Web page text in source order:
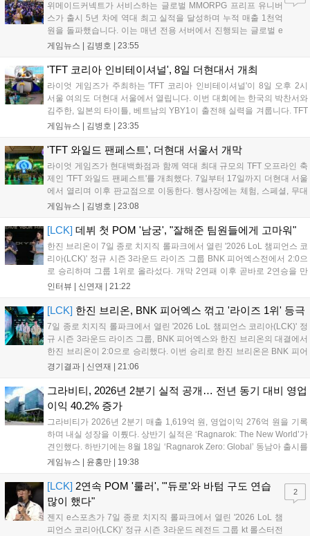
위메이드커넥트가 서비스하는 글로벌 MMORPG 프리프 유니버
스가 출시 5년 차에 역대 최고 실적을 달성하며 누적 매출 1천억
원을 돌파했습니다. 이는 매년 전용 서버에서 진행되는 글로벌 e
스포츠 대회 FWC의 영향이 큽니다. FWC는 이용자가 동일한 조
은 전년 대비 매출과 이용자 지표가 대폭 상승하는 성과를 냈습니
다. 오는 10월 필리핀 마닐라에서 총상금 11만 달러 규모의 제4회
FWC 그랜드 파이널이 개최될 예정이며, 위메이드커넥트는 이를
통해 커뮤니티 중심의 장기 성장 모델을 지속할 방침입니다....
게임뉴스 | 김병호 23:55
'TFT 코리아 인비테이셔널', 8일 더현대서 개최
라이엇 게임즈가 주최하는 'TFT 코리아 인비테이셔널'이 8일 오후 2시
서울 여의도 더현대 서울에서 열립니다. 이번 대회에는 한국의 박찬서와
김주한, 일본의 타이틀, 베트남의 YBY1이 출전해 실력을 겨룹니다. TFT
는 소속팀 없이 개인 자격으로 참가하는 독특한 대회 구조를 가지며, 누
17일까지 이어지는 이번 행사는 신규 세트 체험과 공연 등 다양한 즐길
거리를 제공하며, 이후 현대백화점 판교점에서도 행사가 이어질 예정입
니다. 연말에는 라스베이거스 오픈이 개최됩니다....
게임뉴스 | 김병호 23:35
'TFT 와일드 팬페스트', 더현대 서울서 개막
라이엇 게임즈가 현대백화점과 함께 역대 최대 규모의 TFT 오프라인 축
제인 'TFT 와일드 팬페스트'를 개최했다. 7일부터 17일까지 더현대 서울
에서 열리며 이후 판교점으로 이동한다. 행사장에는 체험, 스페셜, 무대
존이 마련됐으며 8일 오후 2시 인비테이셔널, 15일 오후 2시 스트리머
다. 사전 예약은 조기 마감될 만큼 큰 인기를 끌고 있다....
게임뉴스 | 김병호 23:08
[LCK] 데뷔 첫 POM '남궁', "잘해준 팀원들에게 고마워"
한진 브리온이 7일 종로 치지직 롤파크에서 열린 '2026 LoL 챔피언스 코
리아(LCK)' 정규 시즌 3라운드 라이즈 그룹 BNK 피어엑스전에서 2:0으
로 승리하며 그룹 1위로 올라섰다. 개막 2연패 이후 곧바로 2연승을 만
들어내면서 이어질 4라운드에 대한 기대감을 올렸다. 다음은 이날 데뷔
인터뷰 | 신연재 21:22
[LCK] 한진 브리온, BNK 피어엑스 꺾고 '라이즈 1위' 등극
7일 종로 치지직 롤파크에서 열린 '2026 LoL 챔피언스 코리아(LCK)' 정
규 시즌 3라운드 라이즈 그룹, BNK 피어엑스와 한진 브리온의 대결에서
한진 브리온이 2:0으로 승리했다. 이번 승리로 한진 브리온은 BNK 피어
엑스를 제치고 라이즈 그룹 1위로 올라섰다. 1세트, 한진 브리온이 '로머'
경기결과 | 신연재 21:06
그라비티, 2026년 2분기 실적 공개… 전년 동기 대비 영업
이익 40.2% 증가
그라비티가 2026년 2분기 매출 1,619억 원, 영업이익 276억 원을 기록
하며 내실 성장을 이뤘다. 상반기 실적은 ‘Ragnarok: The New World’가
견인했다. 하반기에는 8월 18일 ‘Ragnarok Zero: Global’ 동남아 출시를
시작으로 9월 3일 ‘달려라 헤베레케 EX’, 9월 22일 ‘갈바테인’ 등 다양한
이’ 출시가 예정돼 있으며, 2027년에는 ‘Ragnarok 3’ 등 대작을 글로벌
출시할 계획이다. 그라비티는 조인트벤처 설립과 라그나로크 에코 시스
템 구축을 통해 신성장 동력을 확보할 방침이다....
게임뉴스 | 윤홍만 19:38
[LCK] 2연속 POM '룰러', "'듀로'와 바텀 구도 연습
많이 했다"
젠지 e스포츠가 7일 종로 치지직 롤파크에서 열린 '2026 LoL 챔
피언스 코리아(LCK)' 정규 시즌 3라운드 레전드 그룹 kt 롤스터전
2